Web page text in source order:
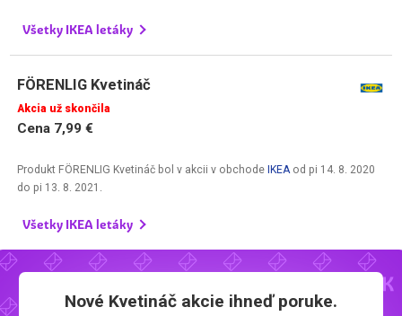
Všetky IKEA letáky
FÖRENLIG Kvetináč
Akcia už skončila
Cena 7,99 €
Produkt FÖRENLIG Kvetináč bol v akcii v obchodeIKEA od pi 14. 8. 2020
do pi 13. 8. 2021
Všetky IKEA letáky
Nové Kvetináč akcie ihneď poruke.